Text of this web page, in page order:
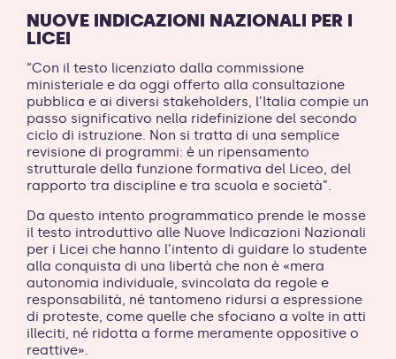
NUOVE INDICAZIONI NAZIONALI PER I
LICEI
“Con il testo licenziato dalla commissione
ministeriale e da oggi offerto alla consultazione
pubblica e ai diversi stakeholders, l’Italia compie un
passo significativo nella ridefinizione del secondo
ciclo di istruzione. Non si tratta di una semplice
revisione di programmi: è un ripensamento
strutturale della funzione formativa del Liceo, del
rapporto tra discipline e tra scuola e società”.
Da questo intento programmatico prende le mosse
il testo introduttivo alle Nuove Indicazioni Nazionali
per i Licei che hanno l’intento di guidare lo studente
alla conquista di una libertà che non è «mera
autonomia individuale, svincolata da regole e
responsabilità, né tantomeno ridursi a espressione
di proteste, come quelle che sfociano a volte in atti
illeciti, né ridotta a forme meramente oppositive o
reattive».